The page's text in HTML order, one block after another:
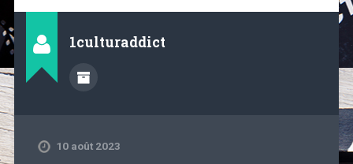
1culturaddict
10 août 2023